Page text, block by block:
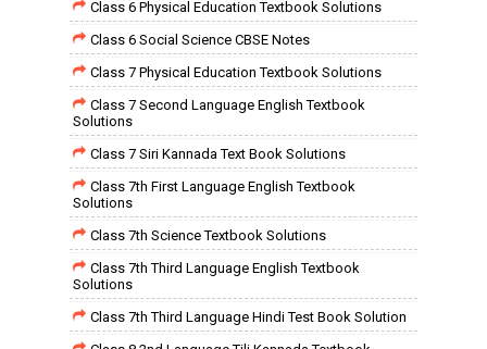
Class 6 Physical Education Textbook Solutions
Class 6 Social Science CBSE Notes
Class 7 Physical Education Textbook Solutions
Class 7 Second Language English Textbook
Solutions
Class 7 Siri Kannada Text Book Solutions
Class 7th First Language English Textbook
Solutions
Class 7th Science Textbook Solutions
Class 7th Third Language English Textbook
Solutions
Class 7th Third Language Hindi Test Book Solution